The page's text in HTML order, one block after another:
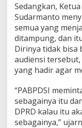
Sedangkan,
Sudarmanto
semua yang
ditampung, dan
Dirinya tidak bisa
audiensi
yang hadir agar
“PABPDSI
sebagainya itu
DPRD kalau itu
sebagainya,”